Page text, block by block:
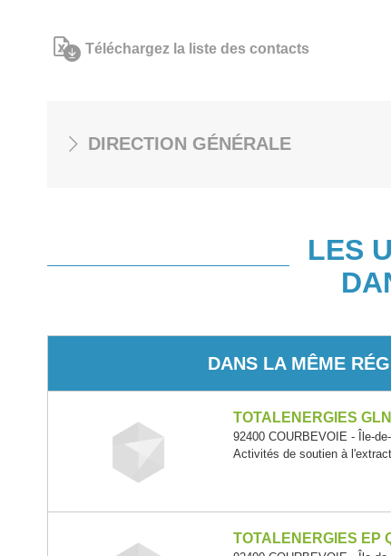
Téléchargez la liste des contacts
DIRECTION GÉNÉRALE
LES
DANS LA MÊME
TOTALENERGIES
92400 COURBEVOIE - Île-
Activités de soutien à
TOTALENERGIES EP